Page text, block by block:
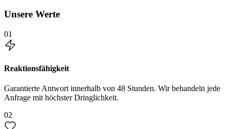
Unsere Werte
01
Reaktionsfähigkeit
Garantierte Antwort innerhalb von 48 Stunden. Wir behandeln jede
Anfrage mit höchster Dringlichkeit.
02